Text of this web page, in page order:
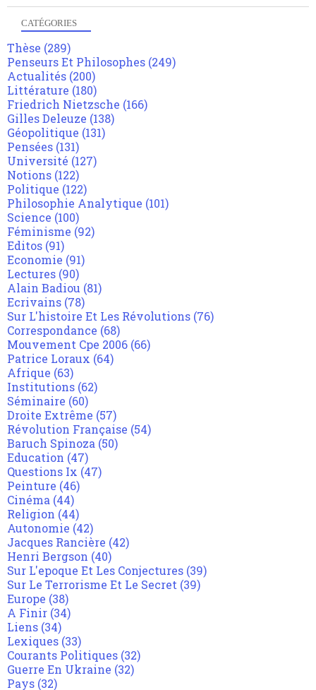
CATÉGORIES
Thèse (289)
Penseurs Et Philosophes (249)
Actualités (200)
Littérature (180)
Friedrich Nietzsche (166)
Gilles Deleuze (138)
Géopolitique (131)
Pensées (131)
Université (127)
Notions (122)
Politique (122)
Philosophie Analytique (101)
Science (100)
Féminisme (92)
Editos (91)
Economie (91)
Lectures (90)
Alain Badiou (81)
Ecrivains (78)
Sur L'histoire Et Les Révolutions (76)
Correspondance (68)
Mouvement Cpe 2006 (66)
Patrice Loraux (64)
Afrique (63)
Institutions (62)
Séminaire (60)
Droite Extrême (57)
Révolution Française (54)
Baruch Spinoza (50)
Education (47)
Questions Ix (47)
Peinture (46)
Cinéma (44)
Religion (44)
Autonomie (42)
Jacques Rancière (42)
Henri Bergson (40)
Sur L'epoque Et Les Conjectures (39)
Sur Le Terrorisme Et Le Secret (39)
Europe (38)
A Finir (34)
Liens (34)
Lexiques (33)
Courants Politiques (32)
Guerre En Ukraine (32)
Pays (32)